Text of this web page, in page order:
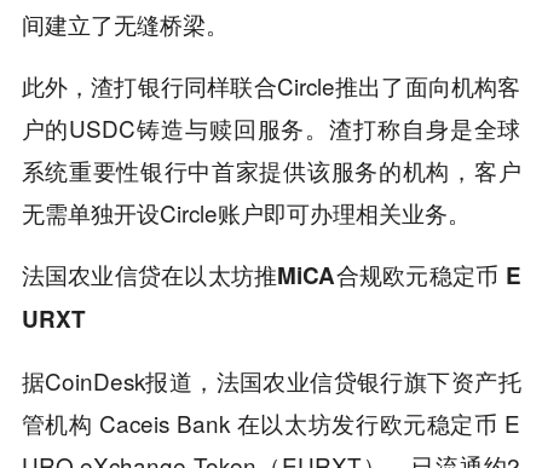
间建立了无缝桥梁。
此外，渣打银行同样联合Circle推出了面向机构客
户的USDC铸造与赎回服务。渣打称自身是全球
系统重要性银行中首家提供该服务的机构，客户
无需单独开设Circle账户即可办理相关业务。
法国农业信贷在以太坊推MiCA合规欧元稳定币 E
URXT
据CoinDesk报道，法国农业信贷银行旗下资产托
管机构 Caceis Bank 在以太坊发行欧元稳定币 E